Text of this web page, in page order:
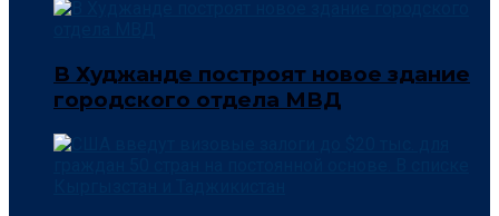
В Худжанде построят новое здание
городского отдела МВД